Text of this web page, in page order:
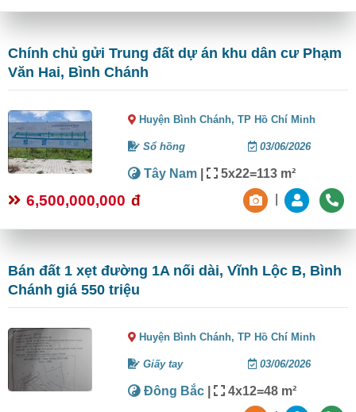
Chính chủ gửi Trung đất dự án khu dân cư Phạm
Văn Hai, Bình Chánh
Huyện Bình Chánh,TP Hồ Chí Minh
Sổ hồng 03/06/2026
Tây Nam | 5x22=113 m²
6,500,000,000 đ
Bán đất 1 xẹt đường 1A nối dài, Vĩnh Lộc B, Bình
Chánh giá 550 triệu
Huyện Bình Chánh,TP Hồ Chí Minh
Giấy tay 03/06/2026
Đông Bắc | 4x12=48 m²